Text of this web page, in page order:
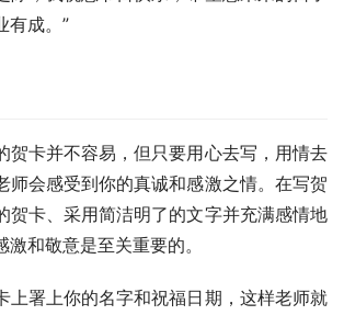
有成。”
贺卡并不容易，但只要用心去写，用情去
师会感受到你的真诚和感激之情。在写贺
贺卡、采用简洁明了的文字并充满感情地
和敬意是至关重要的。
上署上你的名字和祝福日期，这样老师就